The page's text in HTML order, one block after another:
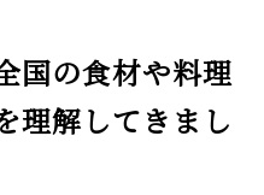
国の食材や料理
理解してきまし